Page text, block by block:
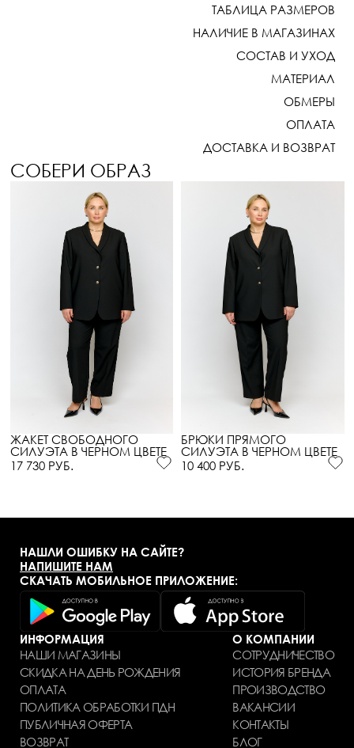
ТАБЛИЦА РАЗМЕРОВ
НАЛИЧИЕ В МАГАЗИНАХ
СОСТАВ И УХОД
МАТЕРИАЛ
ОБМЕРЫ
ОПЛАТА
ДОСТАВКА И ВОЗВРАТ
СОБЕРИ ОБРАЗ
ЖАКЕТ СВОБОДНОГО
СИЛУЭТА В ЧЕРНОМ ЦВЕТЕ
17 730 РУБ.
БРЮКИ ПРЯМОГО
СИЛУЭТА В ЧЕРНОМ ЦВЕТЕ
10 400 РУБ.
НАШЛИ ОШИБКУ НА САЙТЕ?
НАПИШИТЕ НАМ
СКАЧАТЬ МОБИЛЬНОЕ ПРИЛОЖЕНИЕ:
ИНФОРМАЦИЯ
НАШИ МАГАЗИНЫ
СКИДКА НА ДЕНЬ РОЖДЕНИЯ
ОПЛАТА
ПОЛИТИКА ОБРАБОТКИ ПДН
ПУБЛИЧНАЯ ОФЕРТА
ВОЗВРАТ
О КОМПАНИИ
СОТРУДНИЧЕСТВО
ИСТОРИЯ БРЕНДА
ПРОИЗВОДСТВО
ВАКАНСИИ
КОНТАКТЫ
БЛОГ